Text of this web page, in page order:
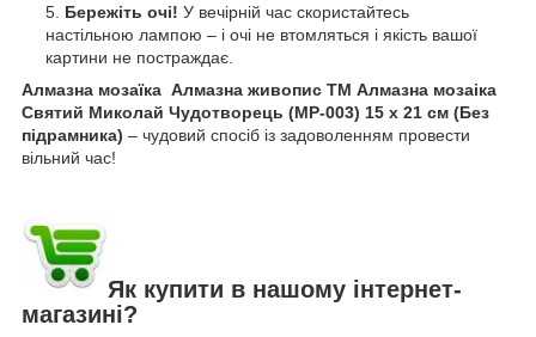
Бережіть очі! У вечірній час скористайтесь
настільною лампою – і очі не втомляться і якість вашої
картини не постраждає.
Алмазна мозаїка Алмазна живопис ТМ Алмазна мозаіка
Святий Миколай Чудотворець (MP-003) 15 х 21 см (Без
підрамника) – чудовий спосіб із задоволенням провести
вільний час!
Як купити в нашому інтернет-
магазині?